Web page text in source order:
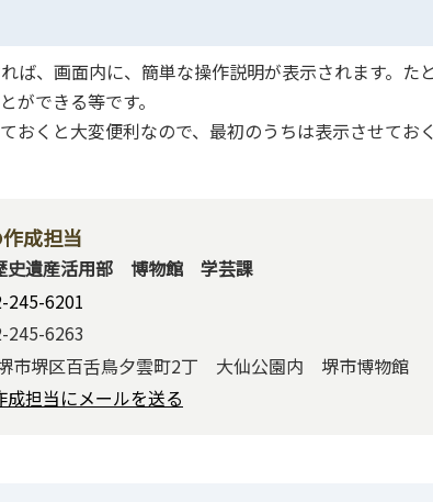
ば、画面内に、簡単な操作説明が表示されます。
ができる等です。
おくと大変便利なので、最初のうちは表示させてお
成担当
史遺産活用部 博物館 学芸課
245-6201
245-6263
市堺区百舌鳥夕雲町2丁 大仙公園内 堺市博物館
成担当にメールを送る